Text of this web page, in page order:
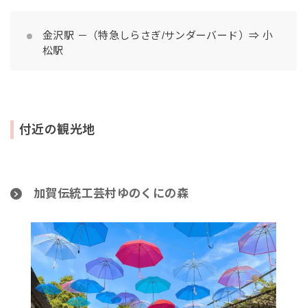
金沢駅 －（特急しらさぎ/サンダーバード）⇒ 小
松駅
付近の観光地
加賀伝統工芸村ゆのくにの森